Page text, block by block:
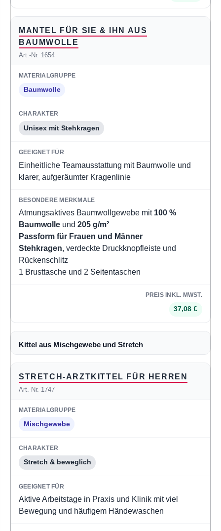
MANTEL FÜR SIE & IHN AUS
BAUMWOLLE
Art.-Nr. 1654
Baumwolle
Unisex mit Stehkragen
Einheitliche Teamausstattung mit Baumwolle und
klarer, aufgeräumter Kragenlinie
Atmungsaktives Baumwollgewebe mit 100 %
Baumwolle und 205 g/m²
Passform für Frauen und Männer
Stehkragen, verdeckte Druckknopfleiste und
Rückenschlitz
1 Brusttasche und 2 Seitentaschen
37,08 €
Kittel aus Mischgewebe und Stretch
STRETCH-ARZTKITTEL FÜR HERREN
Art.-Nr. 1747
Mischgewebe
Stretch & beweglich
Aktive Arbeitstage in Praxis und Klinik mit viel
Bewegung und häufigem Händewaschen